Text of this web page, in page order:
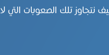
نتجاوز تلك الصعوبات التي لا